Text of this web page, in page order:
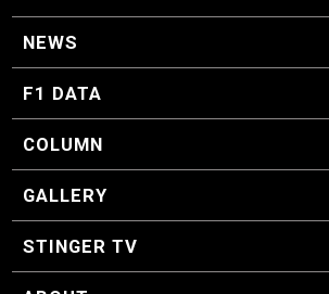
NEWS
F1 ニュース
F1 DATA
F1 日程
F1 データ
COLUMN
マイ・ワンダフル・サーキット
スクーデリア・一方通行
F1に燃え、ゴルフに泣く日々。
スティングくんの部屋
GALLERY
GALLERY
STINGER TV
STINGER TV